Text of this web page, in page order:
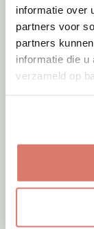
informatie over
partners voor
partners
informatie die u
verzameld op
Adoptie 05-08-
Sep